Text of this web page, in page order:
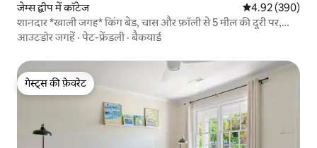
जेम्स द्वीप में कॉटेज औसत रेटिंग 5 में से
4.92 (390)
शानदार *खाली जगह* किंग बेड, चास और फ़ॉली से 5 मील की दूरी पर,
पालतू जानवर
आउटडोर जगहें ·पेट-फ्रेंडली ·बैकयार्ड
गेस्ट्स की फ़ेवरेट
गेस्ट्स की फ़ेवरेट